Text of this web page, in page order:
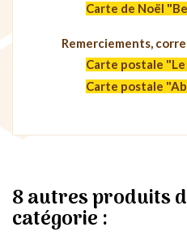
Carte de Noël
Remerciements,
Carte postale
Carte postale
8 autres produits
catégorie :